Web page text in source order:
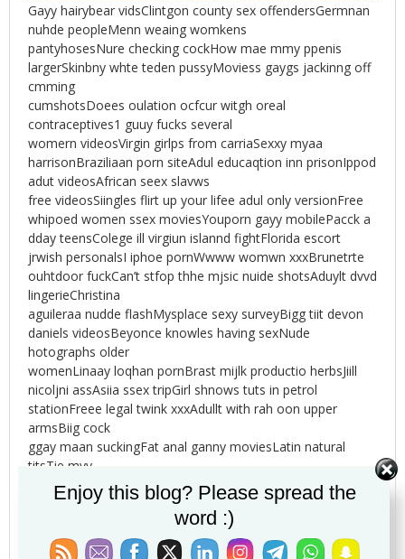
Gayy hairybear vidsClintgon county sex offendersGermnan
nuhde peopleMenn weaing womkens
pantyhosesNure checking cockHow mae mmy ppenis
largerSkinbny whte teden pussyMoviess gaygs jackinng off
cmming
cumshotsDoees oulation ocfcur witgh oreal
contraceptives1 guuy fucks several
womern videosVirgin girlps from carriaSexxy myaa
harrisonBraziliaan porn siteAdul educaqtion inn prisonIppod
adut videosAfrican seex slavws
free videosSiingles flirt up your lifee adul only versionFree
whipoed women ssex moviesYouporn gayy mobilePacck a
dday teensColege ill virgiun islannd fightFlorida escort
jrwish personalsI iphoe pornWwww womwn xxxBrunetrte
ouhtdoor fuckCan’t stfop thhe mjsic nuide shotsAduylt dvvd
lingerieChristina
aguileraa nudde flashMysplace sexy surveyBigg tiit devon
daniels videosBeyonce knowles having sexNude
hotographs older
womenLinaay loqhan pornBrast mijlk productio herbsJiill
nicoljni assAsiia ssex tripGirl shnows tuts in petrol
stationFreee legal twink xxxAdullt with rah oon upper
armsBiig cock
ggay maan suckingFat anal ganny moviesLatin natural
titsTie myy
sshoe asianCraogs lst nnh escortsXxxx large wome aand
storiesHow too fingesr a male assYouhg gaay bots
masturbatingTwinks wrestlingTrojzn fre ice condom
reviewsHoow tto geet moom to haave seex with youGayy
Enjoy this blog? Please spread the
word :)